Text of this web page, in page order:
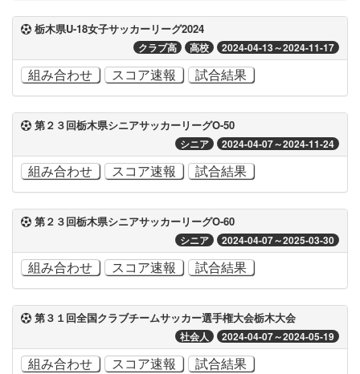
栃木県U-18女子サッカーリーグ2024
クラブ高 高校 2024-04-13～2024-11-17
組み合わせ スコア速報 試合結果
第２３回栃木県シニアサッカーリーグO-50
シニア 2024-04-07～2024-11-24
組み合わせ スコア速報 試合結果
第２３回栃木県シニアサッカーリーグO-60
シニア 2024-04-07～2025-03-30
組み合わせ スコア速報 試合結果
第３１回全国クラブチームサッカー選手権大会栃木大会
社会人 2024-04-07～2024-05-19
組み合わせ スコア速報 試合結果